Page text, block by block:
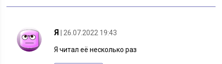
Я | 26.07.2022 19:43
Я читал её несколько раз